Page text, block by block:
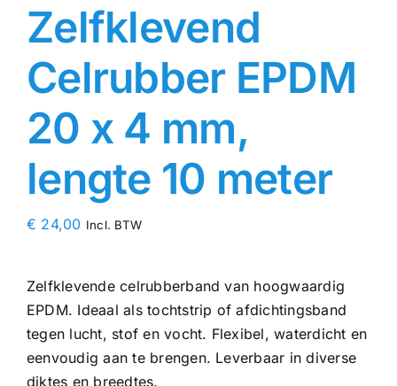
Zelfklevend
Celrubber EPDM
20 x 4 mm,
lengte 10 meter
€ 24,00 Incl. BTW
Zelfklevende celrubberband van hoogwaardig
EPDM. Ideaal als tochtstrip of afdichtingsband
tegen lucht, stof en vocht. Flexibel, waterdicht en
eenvoudig aan te brengen. Leverbaar in diverse
diktes en breedtes.